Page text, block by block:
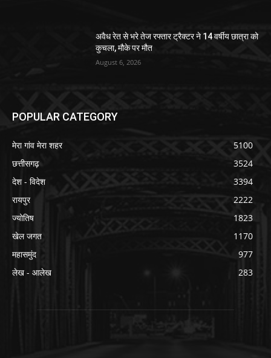
अवैध रेत से भरे तेज रफ्तार ट्रैक्टर ने 14 वर्षीय छात्रा को
कुचला, मौके पर मौत
August 6, 2026
POPULAR CATEGORY
मेरा गांव मेरा शहर
5100
छत्तीसगढ़
3524
देश - विदेश
3394
रायपुर
2222
ज्योतिष
1823
खेल जगत
1170
महासमुंद
977
लेख - आलेख
283